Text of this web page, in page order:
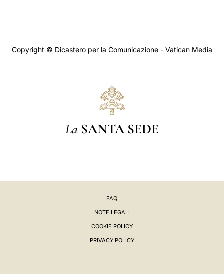
Copyright © Dicastero per la Comunicazione - Vatican Media
La SANTA SEDE
FAQ
NOTE LEGALI
COOKIE POLICY
PRIVACY POLICY